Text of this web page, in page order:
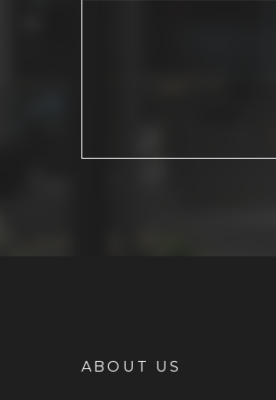
ABOUT US